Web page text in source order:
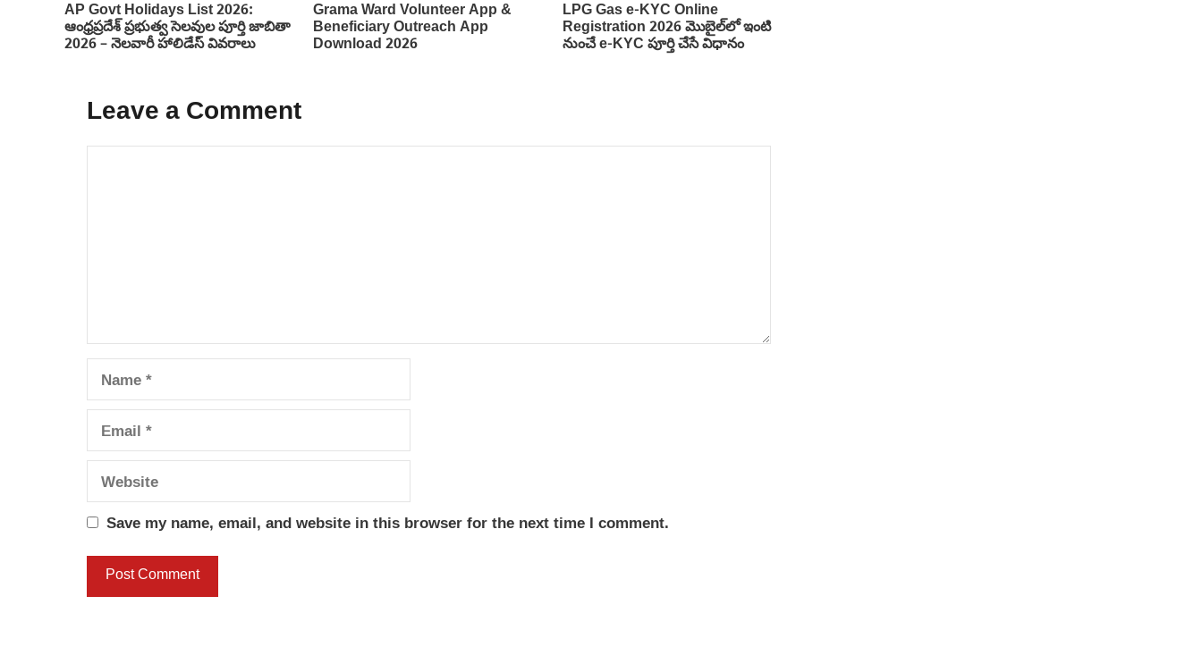
AP Govt Holidays List 2026:
ఆంధ్రప్రదేశ్ ప్రభుత్వ సెలవుల పూర్తి జాబితా
2026 – నెలవారీ హాలిడేస్ వివరాలు
Grama Ward Volunteer App &
Beneficiary Outreach App
Download 2026
LPG Gas e-KYC Online
Registration 2026 మొబైల్‌లో ఇంటి
నుంచే e-KYC పూర్తి చేసే విధానం
Leave a Comment
Comment
Name
Email
Website
Save my name, email, and website in this browser for the next time I comment.